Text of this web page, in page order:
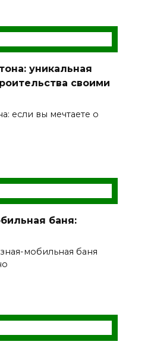
уникальная
своими
если вы мечтаете о
баня:
мобильная баня